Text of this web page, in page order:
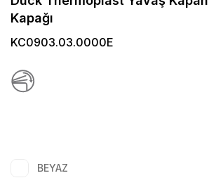
Kapağı
KC0903.03.0000E
BEYAZ